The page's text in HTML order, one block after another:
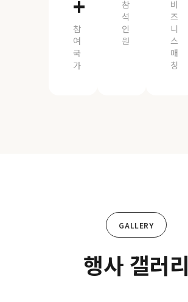
참
여
국
가
참
석
인
원
비
즈
니
스
매
칭
GALLERY
행사 갤러리